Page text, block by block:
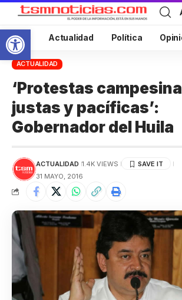
Abrir barra de herramientas
Inicio Actualidad Política
ACTUALIDAD
‘Protestas
justas y pacíficas’:
Gobernador del Huila
ACTUALIDAD 1.4K VIEWS
31 MAYO, 2016